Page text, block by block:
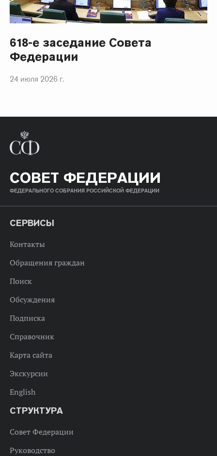
618-е заседание Совета
Федерации
24 июля 2026 г.
СОВЕТ ФЕДЕРАЦИИ
ФЕДЕРАЛЬНОГО СОБРАНИЯ РОССИЙСКОЙ ФЕДЕРАЦИИ
СЕРВИСЫ
Контакты
Обращения граждан
Поиск
Обсуждения
Подписка
Справочник
Карта сайта
Экскурсии
English
СТРУКТУРА
Совет Федерации
Руководство